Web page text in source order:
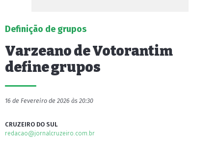
Definição de grupos
Varzeano de Votorantim
define grupos
16 de Fevereiro de 2026 às 20:30
CRUZEIRO DO SUL
redacao@jornalcruzeiro.com.br